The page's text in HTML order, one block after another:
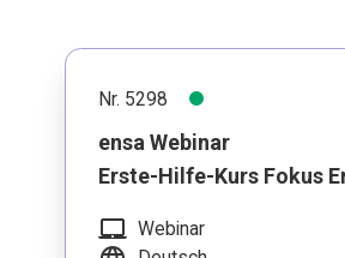
Nr. 5298
ensa Webinar
Erste-Hilfe-Kurs Fokus
laptop_mac Webinar